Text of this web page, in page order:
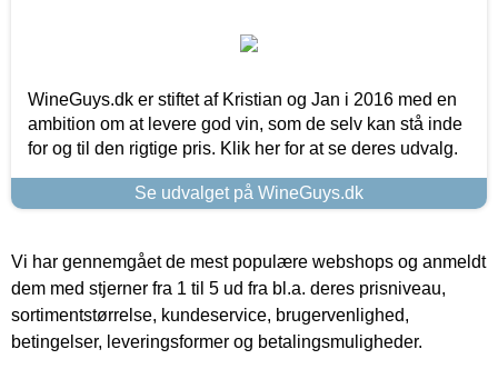
WineGuys.dk er stiftet af Kristian og Jan i 2016 med en
ambition om at levere god vin, som de selv kan stå inde
for og til den rigtige pris. Klik her for at se deres udvalg.
Se udvalget på WineGuys.dk
Vi har gennemgået de mest populære webshops og anmeldt
dem med stjerner fra 1 til 5 ud fra bl.a. deres prisniveau,
sortimentstørrelse, kundeservice, brugervenlighed,
betingelser, leveringsformer og betalingsmuligheder.